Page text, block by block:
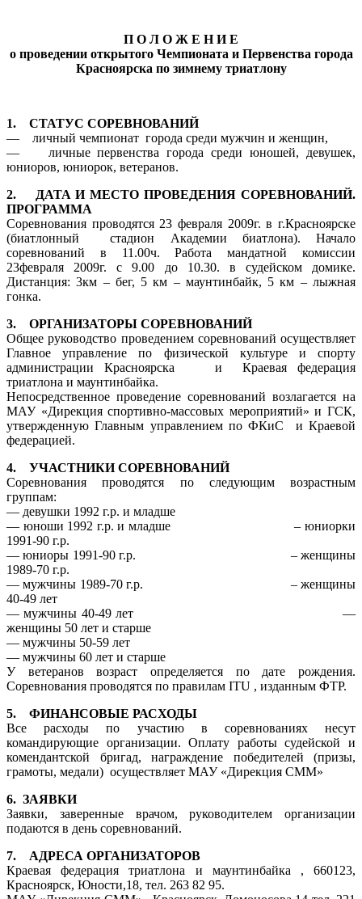
П О Л О Ж Е Н И Е
о проведении открытого Чемпионата и Первенства города
Красноярска по зимнему триатлону
1. СТАТУС СОРЕВНОВАНИЙ
— личный чемпионат города среди мужчин и женщин,
— личные первенства города среди юношей, девушек,
юниоров, юниорок, ветеранов.
2. ДАТА И МЕСТО ПРОВЕДЕНИЯ СОРЕВНОВАНИЙ.
ПРОГРАММА
Соревнования проводятся 23 февраля 2009г. в г.Красноярске
(биатлонный стадион Академии биатлона). Начало
соревнований в 11.00ч. Работа мандатной комиссии
23февраля 2009г. с 9.00 до 10.30. в судейском домике.
Дистанция: 3км – бег, 5 км – маунтинбайк, 5 км – лыжная
гонка.
3. ОРГАНИЗАТОРЫ СОРЕВНОВАНИЙ
Общее руководство проведением соревнований осуществляет
Главное управление по физической культуре и спорту
администрации Красноярска и Краевая федерация
триатлона и маунтинбайка.
Непосредственное проведение соревнований возлагается на
МАУ «Дирекция спортивно-массовых мероприятий» и ГСК,
утвержденную Главным управлением по ФКиС и Краевой
федерацией.
4. УЧАСТНИКИ СОРЕВНОВАНИЙ
Соревнования проводятся по следующим возрастным
группам:
— девушки 1992 г.р. и младше
— юноши 1992 г.р. и младше – юниорки
1991-90 г.р.
— юниоры 1991-90 г.р. – женщины
1989-70 г.р.
— мужчины 1989-70 г.р. – женщины
40-49 лет
— мужчины 40-49 лет —
женщины 50 лет и старше
— мужчины 50-59 лет
— мужчины 60 лет и старше
У ветеранов возраст определяется по дате рождения.
Соревнования проводятся по правилам ITU , изданным ФТР.
5. ФИНАНСОВЫЕ РАСХОДЫ
Все расходы по участию в соревнованиях несут
командирующие организации. Оплату работы судейской и
комендантской бригад, награждение победителей (призы,
грамоты, медали) осуществляет МАУ «Дирекция СММ»
6. ЗАЯВКИ
Заявки, заверенные врачом, руководителем организации
подаются в день соревнований.
7. АДРЕСА ОРГАНИЗАТОРОВ
Краевая федерация триатлона и маунтинбайка , 660123,
Красноярск, Юности,18, тел. 263 82 95.